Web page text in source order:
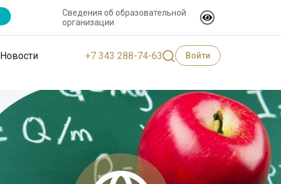
Сведения об образовательной
организации
Новости +7 343 288-74-63 Войти